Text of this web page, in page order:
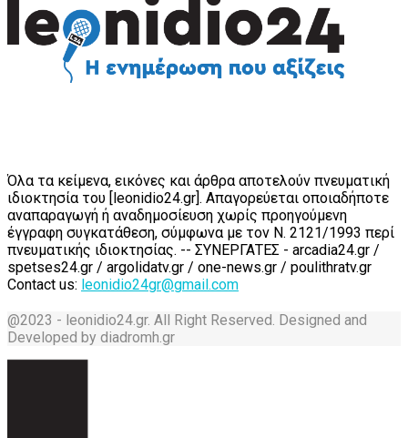
Όλα τα κείμενα, εικόνες και άρθρα αποτελούν πνευματική
ιδιοκτησία του [leonidio24.gr]. Απαγορεύεται οποιαδήποτε
αναπαραγωγή ή αναδημοσίευση χωρίς προηγούμενη
έγγραφη συγκατάθεση, σύμφωνα με τον Ν. 2121/1993 περί
πνευματικής ιδιοκτησίας. -- ΣΥΝΕΡΓΑΤΕΣ - arcadia24.gr /
spetses24.gr / argolidatv.gr / one-news.gr / poulithratv.gr
Contact us: leonidio24gr@gmail.com
@2023 - leonidio24.gr. All Right Reserved. Designed and
Developed by diadromh.gr